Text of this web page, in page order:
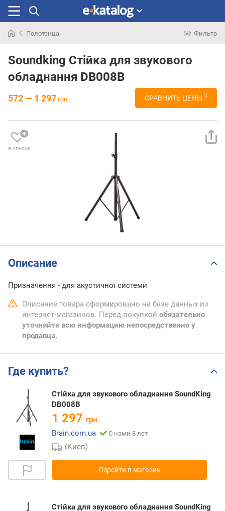
раньше
Полотенца Фильтр
Soundking Стійка для звукового
обладнання DB008B
572 — 1 297 грн. СРАВНИТЬ ЦЕНЫ 3
в список
Описание
Призначення - для акустичної системи
Описание товара сформировано на базе данных из
интернет-магазинов. Перед покупкой обязательно
уточняйте всю информацию непосредственно у
продавца.
Где купить?
Стійка для звукового обладнання SoundKing
DB008B
1 297 грн.
Brain.com.ua
С нами 8 лет
(Киев)
Перейти в магазин
Стійка для звукового обладнання SoundKing